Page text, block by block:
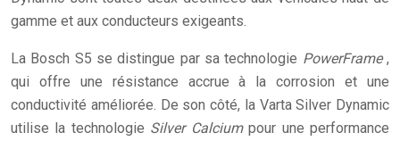
gamme et aux conducteurs exigeants.
La Bosch S5 se distingue par sa technologie PowerFrame,
qui offre une résistance accrue à la corrosion et une
conductivité améliorée. De son côté, la Varta Silver Dynamic
utilise la technologie Silver Calciumpour une performance